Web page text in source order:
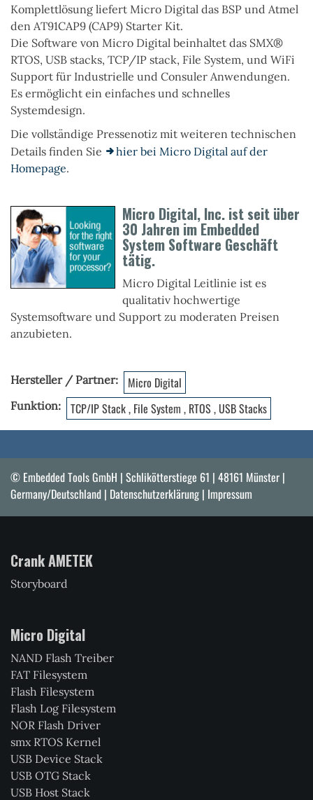
Komplettlösung liefert Micro Digital das BSP und Atmel
den AT91CAP9 (CAP9) Starter Kit.
Die Software von Micro Digital beinhaltet das SMX®
RTOS, USB stacks, TCP/IP stack, File System, und WiFi
Support für Industrielle und Consuler Anwendungen.
Es ermöglicht ein einfaches und schnelles
Systemdesign.
Die vollständige Pressenotiz mit weiteren technischen
Details finden Sie
hier bei Micro Digital auf der
Homepage.
Micro Digital, Inc. ist seit über
30 Jahren im Embedded
System Software Geschäft
tätig.
Micro Digital Leitlinie ist es
qualitativ hochwertige
Systemsoftware und Support zu moderaten Preisen
anzubieten.
Hersteller / Partner Micro Digital
Funktion TCP/IP Stack , File System , RTOS , USB Stacks
© Embedded Tools GmbH | Schlikötterstiege 61 | 48161 Münster |
Germany/Deutschland | Datenschutzerklärung | Impressum
Crank AMETEK
Storyboard
Micro Digital
NAND Flash Treiber
FAT Filesystem
Flash Filesystem
Flash Log Filesystem
NOR Flash Driver
smx RTOS Kernel
USB Device Stack
USB OTG Stack
USB Host Stack